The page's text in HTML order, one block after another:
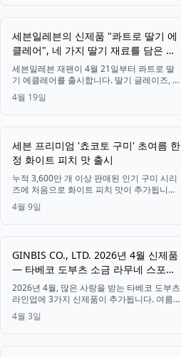
세븐일레븐의 신제품 "콰트로 딸기 에
클레어", 네 가지 딸기 재료를 담은 봄
디저트 출시
세븐일레븐 재팬이 4월 21일부터 콰트로 딸
기 에클레어를 출시합니다. 딸기 글레이즈, 딸
기 캔디 칩, 두 종류의 딸기 크림을 한 개에 담
은 다채로운 식감의 봄 디저트로 전국 매장에
4월 19일
세븐 프리미엄 '쵸코토 구미' 초여름 한
정 화이트 피치 맛 출시
누적 3,600만 개 이상 판매된 인기 구미 시리
즈에 처음으로 화이트 피치 맛이 추가됩니다.
4월 14일부터 전국 세븐일레븐 매장에서 순
차적으로 출시됩니다.
4월 9일
GINBIS CO., LTD. 2026년 4월 신제품
— 타베코 도부츠 소금 라무네 스포츠
드링크 맛, 말차 타베코 도부츠, 미니
타베코 도부츠 버터 맛
2026년 4월, 많은 사랑을 받는 타베코 도부츠
라인업에 3가지 신제품이 추가됩니다. 여름
수분 보충을 위한 소금 첨가 스포츠 드링크 맛
라무네, 기간 한정 말차 비스킷, 한입 크기의
4월 3일